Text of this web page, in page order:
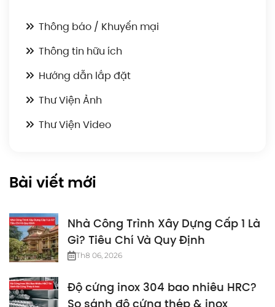
Thông báo / Khuyến mại
Thông tin hữu ích
Hướng dẫn lắp đặt
Thư Viện Ảnh
Thư Viện Video
Bài viết mới
Nhà Công Trình Xây Dựng Cấp 1 Là
Gì? Tiêu Chí Và Quy Định
Th8 06, 2026
Độ cứng inox 304 bao nhiêu HRC?
So sánh độ cứng thép & inox